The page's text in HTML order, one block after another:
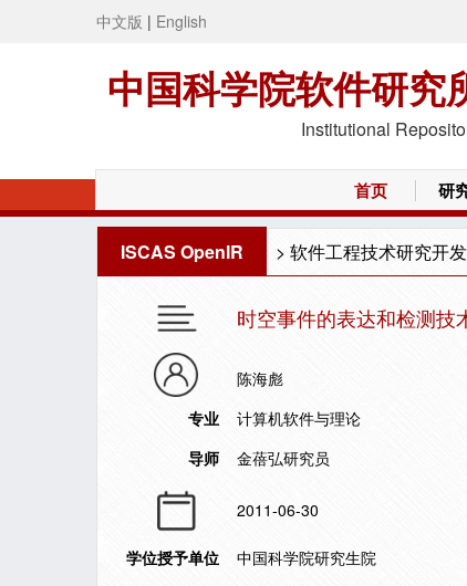
中文版 | English
中国科学院软件研究
Institutional
首页 研
ISCAS OpenIR > 软件工程技术研究开
时空事件的表达和检测技
陈海彪
专业
计算机软件与理论
导师
金蓓弘研究员
2011-06-30
学位授予单位
中国科学院研究生院